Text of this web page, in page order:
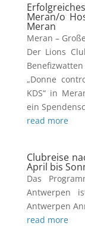
Meran/o
Meran
Meran –
Der Lions
„Donne
KDS“ in
ein
read more
Clubreise
April bis
Das
Antwerpen
Antwerpen
read more